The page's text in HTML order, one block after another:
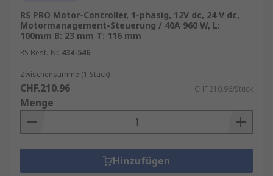
RS PRO Motor-Controller, 1-phasig, 12V dc, 24 V dc,
Motormanagement-Steuerung / 40A 960 W, L:
100mm B: 23 mm T: 116 mm
RS Best.-Nr. 434-546
Zwischensumme (1 Stück)
CHF.210.96 CHF.210.96/Stück
Menge
Hinzufügen